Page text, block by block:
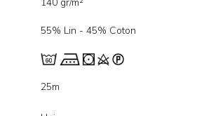
55% Lin - 45% Coton
25m